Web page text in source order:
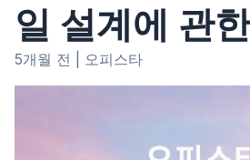
일 설계에 관
5개월 전 오피스타